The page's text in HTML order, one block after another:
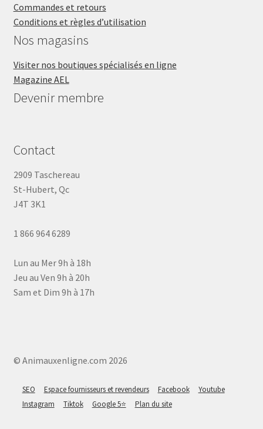
Commandes et retours
Conditions et règles d’utilisation
Nos magasins
Visiter nos boutiques spécialisés en ligne
Magazine AEL
Devenir membre
Contact
2909 Taschereau
St-Hubert, Qc
J4T 3K1
1 866 964 6289
Lun au Mer 9h à 18h
Jeu au Ven 9h à 20h
Sam et Dim 9h à 17h
© Animauxenligne.com 2026
SEO Espace fournisseurs et revendeurs Facebook
Youtube
Instagram
Tiktok Google 5⭐ Plan du site